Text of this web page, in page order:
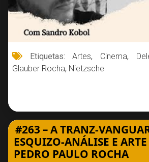
Etiquetas:Artes, Cinema,
Glauber Rocha, Nietzsche
#263 – A TRANZ-
ESQUIZO-ANÁLISE E
PEDRO PAULO ROCHA